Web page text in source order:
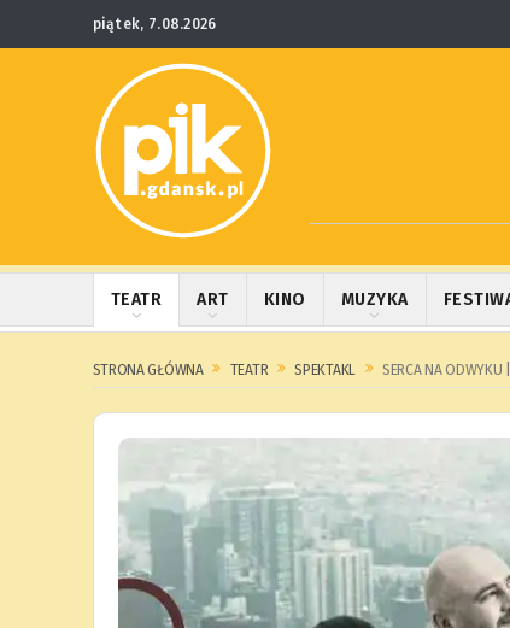
piątek, 7.08.2026
TEATR ART KINO MUZYKA
STRONA GŁÓWNA TEATR SPEKTAKL SERCA NA ODWYKU